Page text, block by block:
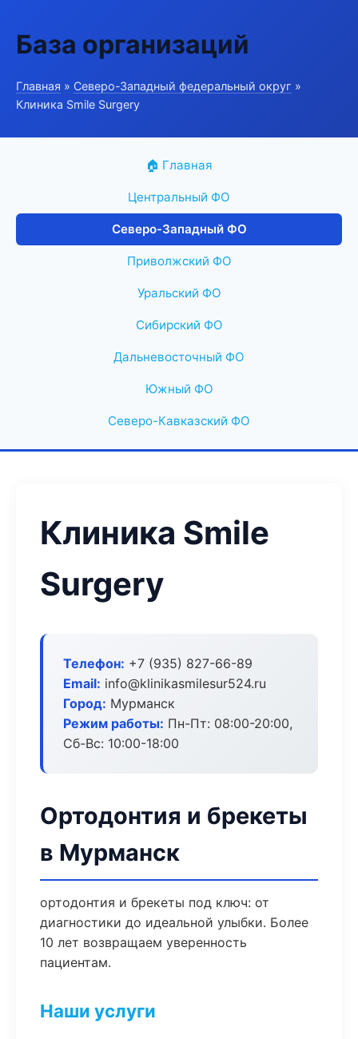
База организаций
Главная » Северо-Западный федеральный округ »
Клиника Smile Surgery
🏠 Главная
Центральный ФО
Северо-Западный ФО
Приволжский ФО
Уральский ФО
Сибирский ФО
Дальневосточный ФО
Южный ФО
Северо-Кавказский ФО
Клиника Smile
Surgery
Телефон: +7 (935) 827-66-89
Email: info@klinikasmilesur524.ru
Город: Мурманск
Режим работы: Пн-Пт: 08:00-20:00,
Сб-Вс: 10:00-18:00
Ортодонтия и брекеты
в Мурманск
ортодонтия и брекеты под ключ: от
диагностики до идеальной улыбки. Более
10 лет возвращаем уверенность
пациентам.
Наши услуги